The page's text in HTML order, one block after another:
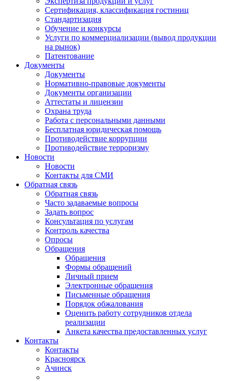
Сертификация, классификация гостиниц
Стандартизация
Обучение и конкурсы
Услуги по коммерциализации (вывод продукции
на рынок)
Патентование
Документы
Документы
Нормативно-правовые документы
Документы организации
Аттестаты и лицензии
Охрана труда
Работа с персональными данными
Бесплатная юридическая помощь
Противодействие коррупции
Противодействие терроризму
Новости
Новости
Контакты для СМИ
Обратная связь
Обратная связь
Часто задаваемые вопросы
Задать вопрос
Консультация по услугам
Контроль качества
Опросы
Обращения
Обращения
Формы обращений
Личный прием
Электронные обращения
Письменные обращения
Порядок обжалования
Оценить работу сотрудников отдела
реализации
Анкета качества предоставленных услуг
Контакты
Контакты
Красноярск
Ачинск